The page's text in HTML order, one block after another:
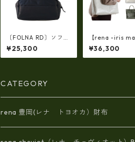
〔FOLNA RD〕ソフト
レザー横型ワイドボス
トンバッグ・fo-0833
06
¥25,300
【rena -iris
japan】【日本
革エナメルクロ
量ラージサイズ
¥36,300
CATEGORY
rena 豊岡(レナ トヨオカ）財布